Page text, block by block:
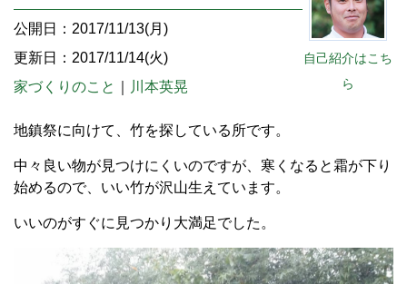
自己紹介はこち
ら
公開日：2017/11/13(月)
更新日：2017/11/14(火)
家づくりのこと
川本英晃
地鎮祭に向けて、竹を探している所です。
中々良い物が見つけにくいのですが、寒くなると霜が下り
始めるので、いい竹が沢山生えています。
いいのがすぐに見つかり大満足でした。